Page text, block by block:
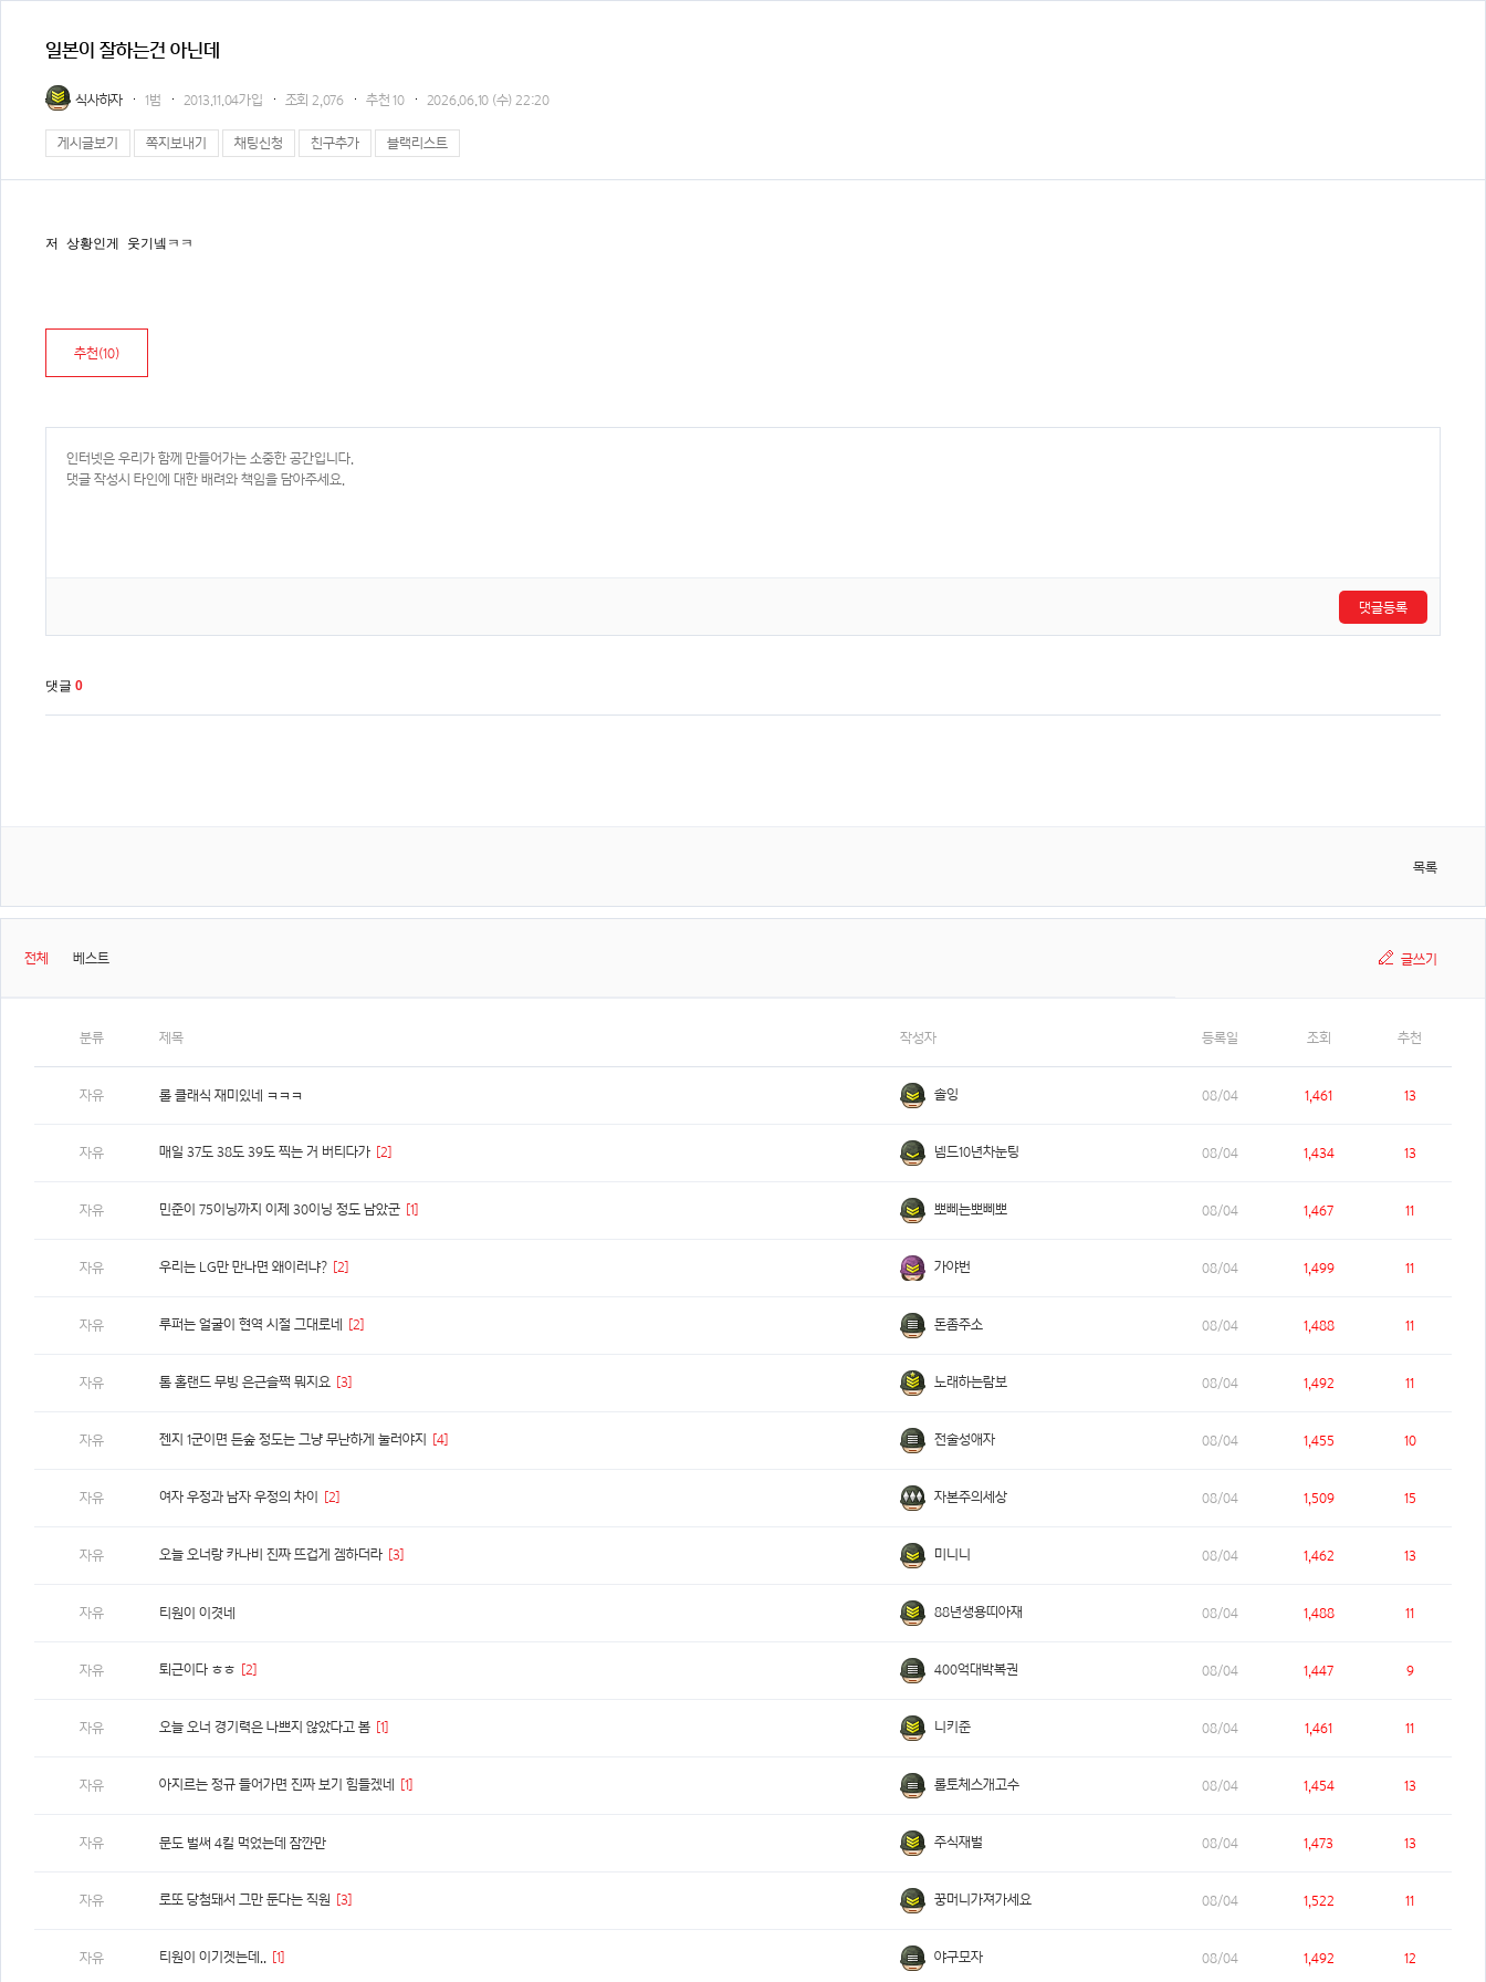
일본이 잘하는건 아닌데
식사하자 1범 2013.11.04가입 조회 2,076 추천10 2026.06.10 (수) 22:20
게시글보기 쪽지보내기 채팅신청 친구추가 블랙리스트
저 상황인게 웃기넼ㅋㅋ
추천(10)
댓글등록
댓글 0
목록
전체 베스트 글쓰기
분류 제목 작성자 등록일 조회 추천
자유 롤 클래식 재미있네 ㅋㅋㅋ 솔잉 08/04 1,461 13
자유 매일 37도 38도 39도 찍는 거 버티다가 [2] 넴드10년차눈팅 08/04 1,434 13
자유 민준이 75이닝까지 이제 30이닝 정도 남았군 [1] 뽀삐는뽀삐뽀 08/04 1,467 11
자유 우리는 LG만 만나면 왜이러냐? [2] 가야번 08/04 1,499 11
자유 루퍼는 얼굴이 현역 시절 그대로네 [2] 돈좀주소 08/04 1,488 11
자유 톰 홀랜드 무빙 은근슬쩍 뭐지요 [3] 노래하는람보 08/04 1,492 11
자유 젠지 1군이면 든숲 정도는 그냥 무난하게 눌러야지 [4] 전술성애자 08/04 1,455 10
자유 여자 우정과 남자 우정의 차이 [2] 자본주의세상 08/04 1,509 15
자유 오늘 오너랑 카나비 진짜 뜨겁게 겜하더라 [3] 미니니 08/04 1,462 13
자유 티원이 이겻네 88년생용띠아재 08/04 1,488 11
자유 퇴근이다 ㅎㅎ [2] 400억대박복권 08/04 1,447 9
자유 오늘 오너 경기력은 나쁘지 않았다고 봄 [1] 니키준 08/04 1,461 11
자유 아지르는 정규 들어가면 진짜 보기 힘들겠네 [1] 롤토체스개고수 08/04 1,454 13
자유 문도 벌써 4킬 먹었는데 잠깐만 주식재벌 08/04 1,473 13
자유 로또 당첨돼서 그만 둔다는 직원 [3] 꿍머니가져가세요 08/04 1,522 11
자유 티원이 이기겟는데.. [1] 야구모자 08/04 1,492 12